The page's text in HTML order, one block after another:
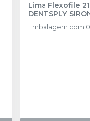
Lima Flexofile
DENTSPLY
Embalagem com